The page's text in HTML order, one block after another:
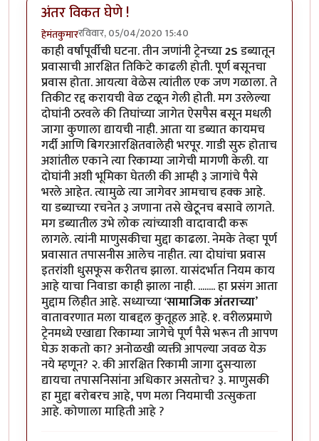
अंतर विकत घेणे !
हेमंतकुमाररविवार, 05/04/2020 15:40
काही वर्षांपूर्वीची घटना. तीन जणांनी ट्रेनच्या2Sडब्यातून
प्रवासाची आरक्षित तिकिटे काढली होती. पूर्ण बसूनचा
प्रवास होता. आयत्या वेळेस त्यांतील एक जण गळाला. ते
तिकीट रद्द करायची वेळ टळून गेली होती. मग उरलेल्या
दोघांनी ठरवले की तिघांच्या जागेत ऐसपैस बसून मधली
जागा कुणाला द्यायची नाही. आता या डब्यात कायमच
गर्दी आणि बिगरआरक्षितवालेही भरपूर. गाडी सुरु होताच
अशांतील एकाने त्या रिकाम्या जागेची मागणी केली. या
दोघांनी अशी भूमिका घेतली की आम्ही ३ जागांचे पैसे
भरले आहेत. त्यामुळे त्या जागेवर आमचाच हक्क आहे.
या डब्याच्या रचनेत ३ जणाना तसे खेटूनच बसावे लागते.
मग डब्यातील उभे लोक त्यांच्याशी वादावादी करू
लागले. त्यांनी माणुसकीचा मुद्दा काढला. नेमके तेव्हा पूर्ण
प्रवासात तपासनीस आलेच नाहीत. त्या दोघांचा प्रवास
इतरांशी धुसफूस करीतच झाला. यासंदर्भात नियम काय
आहे याचा निवाडा काही झाला नाही. ........ हा प्रसंग आता
मुद्दाम लिहीत आहे. सध्याच्या‘सामाजिक अंतराच्या’
वातावरणात मला याबद्दल कुतूहल आहे. १. वरीलप्रमाणे
ट्रेनमध्ये एखाद्या रिकाम्या जागेचे पूर्ण पैसे भरून ती आपण
घेऊ शकतो का? अनोळखी व्यक्ती आपल्या जवळ येऊ
नये म्हणून? २. की आरक्षित रिकामी जागा दुसऱ्याला
द्यायचा तपासनिसांना अधिकार असतोच? ३. माणुसकी
हा मुद्दा बरोबरच आहे, पण मला नियमाची उत्सुकता
आहे. कोणाला माहिती आहे ?